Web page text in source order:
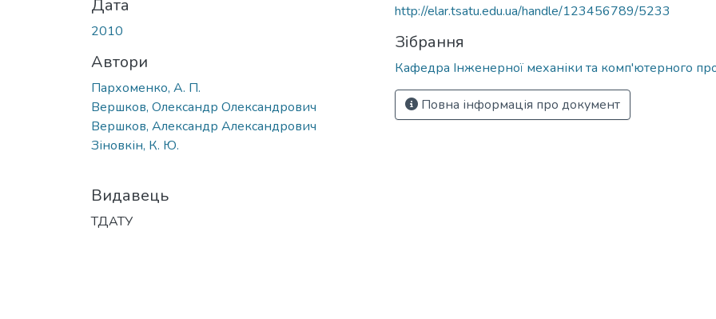
Дата
2010
Автори
Пархоменко, А. П.
Вершков, Олександр Олександрович
Вершков, Александр Александрович
Зіновкін, К. Ю.
Видавець
ТДАТУ
http://elar.tsatu.edu.ua/handle/123456789/5233
Зібрання
Кафедра Інженерної механіки та комп'ютерного
Повна інформація про документ